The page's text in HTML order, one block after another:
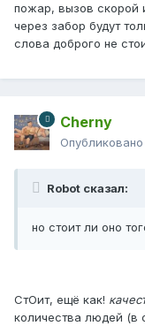
пожар, вызов скорой
через забор будут
слова доброго не
Cherny
Опубликовано
Robot сказал:
но стоит ли оно
СтОит, ещё как!
количества людей (в